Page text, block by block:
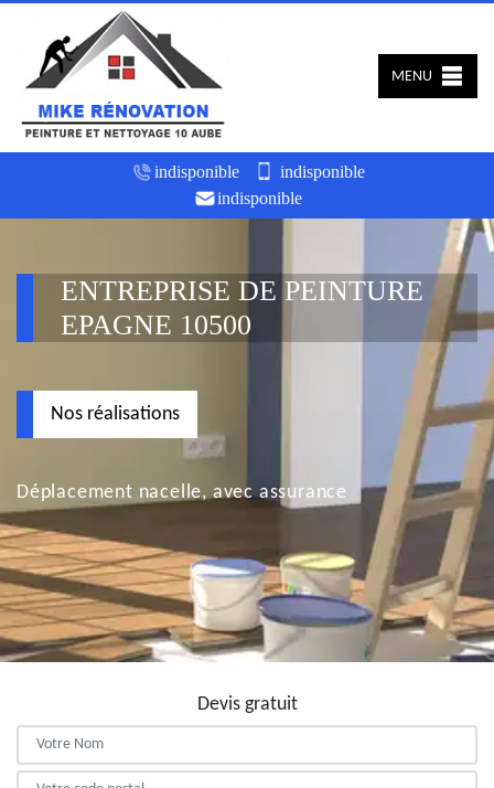
indisponible
indisponible
indisponible
MENU
ENTREPRISE DE PEINTURE
EPAGNE 10500
Nos réalisations
Déplacement nacelle, avec assurance
Devis gratuit